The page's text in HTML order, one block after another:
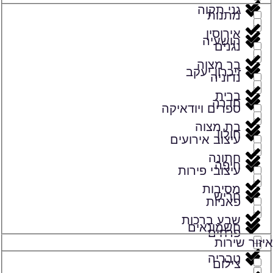
מתנות
נגנים
נדוניה
ספרים ויודאיקה
עיצוב אירועים
עיצובי פירות
פאניות
פרחים
צילום
גני תקוה
הושעיה
זיכרון יעקב
חדרה
חולון
חיפה
חריש
חשמונאים
טבריה
אירוסין
בר מצוה
ברית
בת מצוה
חתונה
מסיבות
שבע ברכות
איזור שירות